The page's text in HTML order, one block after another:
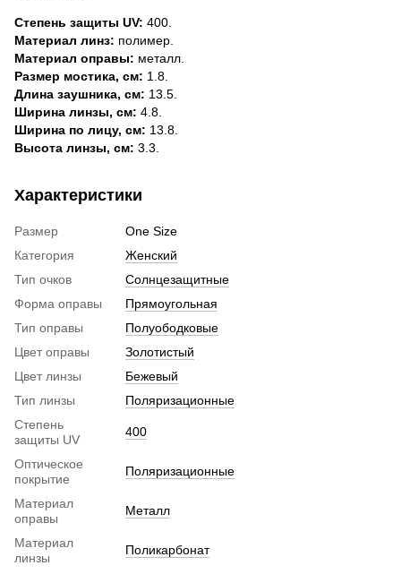
Степень защиты UV: 400.
Материал линз: полимер.
Материал оправы: металл.
Размер мостика, см: 1.8.
Длина заушника, см: 13.5.
Ширина линзы, см: 4.8.
Ширина по лицу, см: 13.8.
Высота линзы, см: 3.3.
Характеристики
Размер
One Size
Категория
Женский
Тип очков
Солнцезащитные
Форма оправы
Прямоугольная
Тип оправы
Полуободковые
Цвет оправы
Золотистый
Цвет линзы
Бежевый
Тип линзы
Поляризационные
Степень
защиты UV
400
Оптическое
покрытие
Поляризационные
Материал
оправы
Металл
Материал
линзы
Поликарбонат